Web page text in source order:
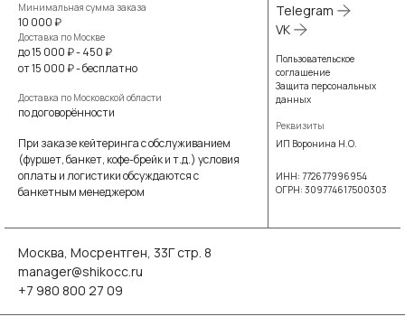
Минимальная сумма заказа
10 000 ₽
Доставка по Москве
до 15 000 ₽ - 450 ₽
от 15 000 ₽ - бесплатно
Доставка по Московской области
по договорённости
При заказе кейтеринга с обслуживанием
(фуршет, банкет, кофе-брейк и т.д.) условия
оплаты и логистики обсуждаются с
банкетным менеджером
Telegram
VK
Пользовательское
соглашение
Защита персональных
данных
Реквизиты
ИП Воронина Н.О.
ИНН: 772677996954
ОГРН: 309774617500303
Москва, Мосрентген, 33Г стр. 8
manager@shikocc.ru
+7 980 800 27 09